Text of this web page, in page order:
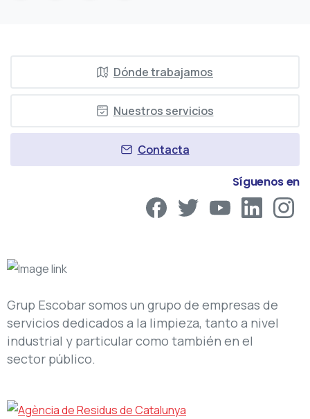
Dónde trabajamos
Nuestros servicios
Contacta
Síguenos en
Grup Escobar somos un grupo de empresas de
servicios dedicados a la limpieza, tanto a nivel
industrial y particular como también en el
sector público.